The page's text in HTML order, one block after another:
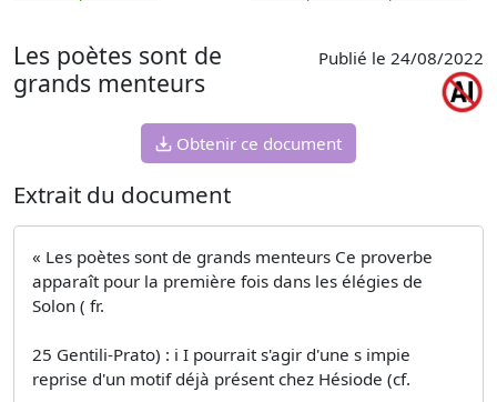
Les poètes sont de
grands menteurs
Publié le 24/08/2022
Obtenir ce document
Extrait du document
« Les poètes sont de grands menteurs Ce proverbe
apparaît pour la première fois dans les élégies de
Solon ( fr.
25 Gentili-Prato) : i I pourrait s'agir d'une s impie
reprise d'un motif déjà présent chez Hésiode (cf.